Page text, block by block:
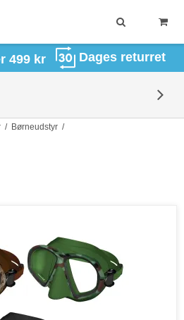
499 kr Dages returret
/ Børneudstyr /